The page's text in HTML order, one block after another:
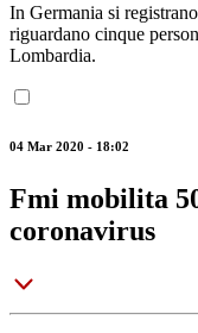
In Germania si
riguardano cinque
Lombardia.
04 Mar 2020 - 18:02
Fmi mobilita
coronavirus